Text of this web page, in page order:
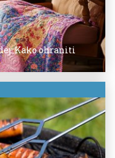
Kako ohraniti